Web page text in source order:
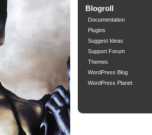
Blogroll
Documentation
Plugins
Suggest Ideas
Support Forum
Themes
WordPress Blog
WordPress Planet